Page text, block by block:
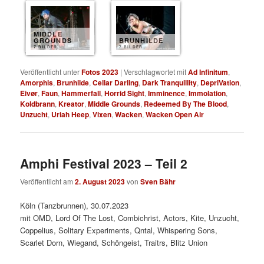
MIDDLE
GROUNDS
7 BILDER
BRUNHILDE
7 BILDER
Veröffentlicht unterFotos 2023 |Verschlagwortet mitAd Infinitum,
Amorphis, Brunhilde,Cellar Darling, Dark Tranquillity, DepriVation,
Eivør,Faun,Hammerfall,Horrid Sight,Imminence,Immolation,
Koldbrann,Kreator,Middle Grounds, Redeemed By The Blood,
Unzucht, Uriah Heep,Vixen,Wacken,Wacken Open Air
Amphi Festival 2023 – Teil 2
Veröffentlicht am2. August 2023vonSven Bähr
Köln (Tanzbrunnen), 30.07.2023
mit OMD, Lord Of The Lost, Combichrist, Actors, Kite, Unzucht,
Coppelius, Solitary Experiments, Qntal, Whispering Sons,
Scarlet Dorn, Wiegand, Schöngeist, Traitrs, Blitz Union